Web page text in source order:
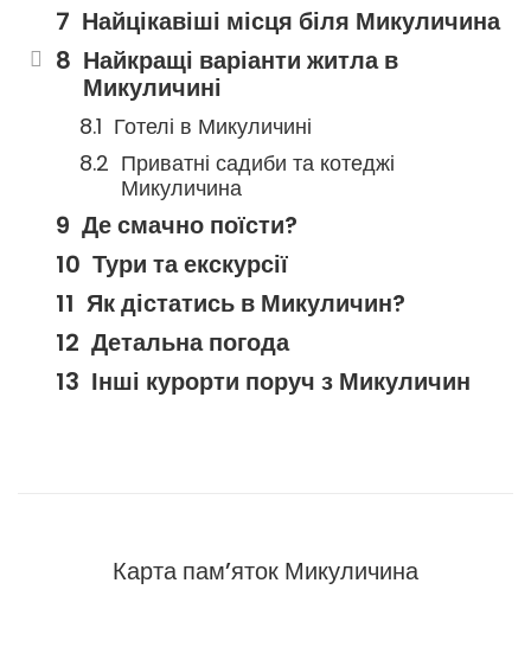
Найцікавіші місця біля Микуличина
Найкращі варіанти житла в
Микуличині
Готелі в Микуличині
Приватні садиби та котеджі
Микуличина
Де смачно поїсти?
Тури та екскурсії
Як дістатись в Микуличин?
Детальна погода
Інші курорти поруч з Микуличин
Карта пам’яток Микуличина